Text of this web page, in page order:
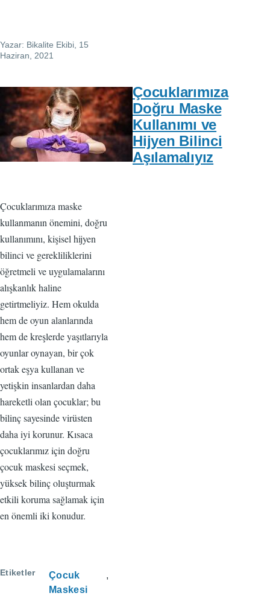
Yazar: Bikalite Ekibi , 15
Haziran, 2021
Çocuklarımıza
Doğru Maske
Kullanımı ve
Hijyen Bilinci
Aşılamalıyız
Çocuklarımıza maske
kullanmanın önemini, doğru
kullanımını, kişisel hijyen
bilinci ve gerekliliklerini
öğretmeli ve uygulamalarını
alışkanlık haline
getirtmeliyiz. Hem okulda
hem de oyun alanlarında
hem de kreşlerde yaşıtlarıyla
oyunlar oynayan, bir çok
ortak eşya kullanan ve
yetişkin insanlardan daha
hareketli olan çocuklar; bu
bilinç sayesinde virüsten
daha iyi korunur. Kısaca
çocuklarımız için doğru
çocuk maskesi seçmek,
yüksek bilinç oluşturmak
etkili koruma sağlamak için
en önemli iki konudur.
Etiketler
Çocuk
Maskesi